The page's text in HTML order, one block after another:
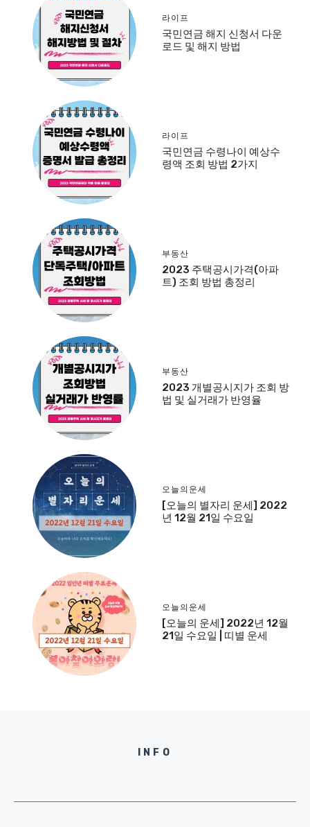
라이프
국민연금 해지 신청서 다운
로드 및 해지 방법
라이프
국민연금 수령나이 예상수
령액 조회 방법 2가지
부동산
2023 주택공시가격(아파
트) 조회 방법 총정리
부동산
2023 개별공시지가 조회 방
법 및 실거래가 반영율
오늘의운세
[오늘의 별자리 운세] 2022
년 12월 21일 수요일
오늘의운세
[오늘의 운세] 2022년 12월
21일 수요일 | 띠별 운세
INFO